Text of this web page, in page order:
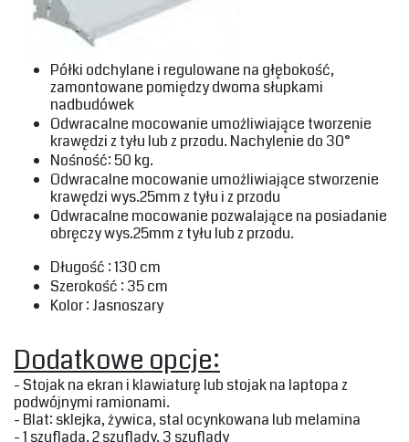
‎Półki odchylane i regulowane na głębokość,
zamontowane pomiędzy dwoma słupkami
nadbudówek‎
‎Odwracalne mocowanie umożliwiające tworzenie
krawędzi z tyłu lub z przodu. Nachylenie do 30° ‎
‎Nośność: 50 kg.‎
‎Odwracalne mocowanie umożliwiające stworzenie
krawędzi wys.25mm z tyłu i z przodu‎
‎Odwracalne mocowanie pozwalające na posiadanie
obręczy wys.25mm z tyłu lub z przodu.‎
‎Długość : 130 cm‎
‎Szerokość : 35 cm‎
‎Kolor : Jasnoszary‎
‎Dodatkowe opcje:‎
‎- Stojak na ekran i klawiaturę lub stojak na laptopa z
podwójnymi ramionami.‎
‎- Blat: sklejka, żywica, stal ocynkowana lub melamina ‎
‎- 1 szuflada, 2 szuflady, 3 szuflady‎